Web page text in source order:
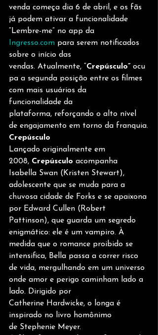
venda começa dia 6 de abril, e os fãs
já podem ativar a funcionalidade
“Lembre-me” no app da
Ingresso.com para serem notificados
sobre o início das
vendas. Atualmente, “Crepúsculo” ocu
pa a segunda posição entre os filmes
com mais usuários da
funcionalidade da
plataforma, reforçando o alto nível
de engajamento em torno da franquia.
Crepúsculo
Lançado originalmente em
2008, Crepúsculo acompanha
Isabella Swan (Kristen Stewart),
adolescente que se muda para a
chuvosa cidade de Forks e se apaixona
por Edward Cullen (Robert
Pattinson), que guarda um segredo
enigmático: ele é um vampiro. À
medida que o romance proibido se
intensifica, Bella passa a correr risco
de vida, mergulhando em um universo
onde amor e perigo caminham lado a
lado. Dirigido por
Catherine Hardwicke, o longa é
inspirado no livro homônimo
de Stephenie Meyer.